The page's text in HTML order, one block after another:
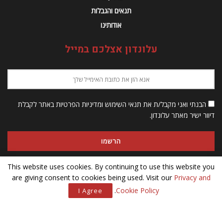
תנאים והגבלות
אודותינו
עלונדון אצלכם במייל
הבנתי ואני מקבל/ת את תנאי השימוש ומדיניות הפרטיות באתר לקבלת
דיוור ישיר מאתר עלונדון.
This website uses cookies. By continuing to use this website you
are giving consent to cookies being used. Visit our Privacy and
Cookie Policy
.
I Agree